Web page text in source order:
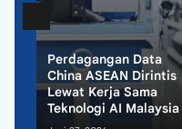
Perdagangan Data
China ASEAN Dirintis
Lewat Kerja Sama
Teknologi AI Malaysia